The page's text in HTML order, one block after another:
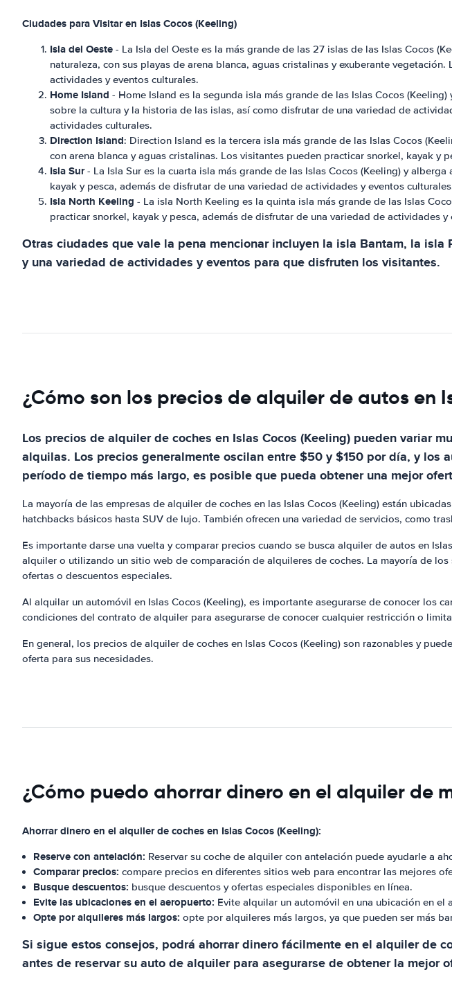
Ciudades para Visitar en Islas Cocos (Keeling)
Isla del Oeste - La Isla del Oeste es la más grande de las 27 islas de las Islas Cocos
naturaleza, con sus playas de arena blanca, aguas cristalinas y exuberante
actividades y eventos culturales.
Home Island - Home Island es la segunda isla más grande de las Islas Cocos
sobre la cultura y la historia de las islas, así como disfrutar de una variedad de
actividades culturales.
Direction Island: Direction Island es la tercera isla más grande de las Islas Cocos
con arena blanca y aguas cristalinas. Los visitantes pueden practicar snorkel, kayak y
Isla Sur- La Isla Sur es la cuarta isla más grande de las Islas Cocos (Keeling) y
kayak y pesca, además de disfrutar de una variedad de actividades y eventos
Isla North Keeling - La isla North Keeling es la quinta isla más grande de las Islas
practicar snorkel, kayak y pesca, además de disfrutar de una variedad de actividades y
Otras ciudades que vale la pena mencionar incluyen la isla Bantam, la
y una variedad de actividades y eventos para que disfruten los visitantes.
¿Cómo son los precios de alquiler de autos en
Los precios de alquiler de coches en Islas Cocos (Keeling) pueden variar
alquilas. Los precios generalmente oscilan entre $50 y $150 por día, y
período de tiempo más largo, es posible que pueda obtener una mejor
La mayoría de las empresas de alquiler de coches en las Islas Cocos (Keeling) están
hatchbacks básicos hasta SUV de lujo. También ofrecen una variedad de servicios, como
Es importante darse una vuelta y comparar precios cuando se busca alquiler de autos en
alquiler o utilizando un sitio web de comparación de alquileres de coches. La mayoría de
ofertas o descuentos especiales.
Al alquilar un automóvil en Islas Cocos (Keeling), es importante asegurarse de conocer los
condiciones del contrato de alquiler para asegurarse de conocer cualquier restricción o
En general, los precios de alquiler de coches en Islas Cocos (Keeling) son razonables y
oferta para sus necesidades.
¿Cómo puedo ahorrar dinero en el alquiler de
Ahorrar dinero en el alquiler de coches en Islas Cocos (Keeling):
Reserve con antelación: Reservar su coche de alquiler con antelación puede ayudarle a
Comparar precios: compare precios en diferentes sitios web para encontrar las mejores
Busque descuentos: busque descuentos y ofertas especiales disponibles en línea.
Evite las ubicaciones en el aeropuerto: Evite alquilar un automóvil en una ubicación en el
Opte por alquileres más largos: opte por alquileres más largos, ya que pueden ser más
Si sigue estos consejos, podrá ahorrar dinero fácilmente en el alquiler de
antes de reservar su auto de alquiler para asegurarse de obtener la mejor